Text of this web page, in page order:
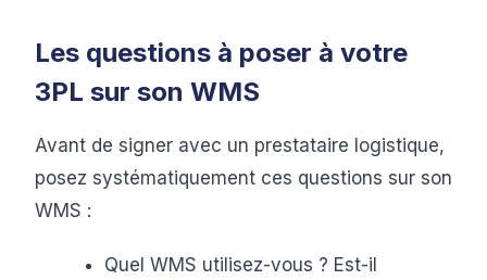
Les questions à poser à votre
3PL sur son WMS
Avant de signer avec un prestataire logistique,
posez systématiquement ces questions sur son
WMS :
Quel WMS utilisez-vous ? Est-il